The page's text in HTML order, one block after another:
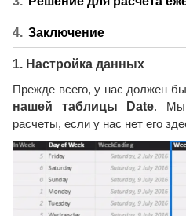
Заключение
1. Настройка данных
Прежде всего, у нас должен
нашей таблицы Date. Мы
расчеты, если у нас нет его